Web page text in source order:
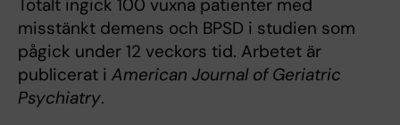
Totalt ingick 100 vuxna patienter med
misstänkt demens och BPSD i studien som
pågick under 12 veckors tid. Arbetet är
publicerat i American Journal of Geriatric
Psychiatry.